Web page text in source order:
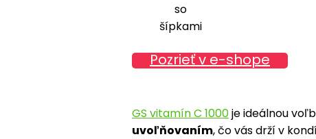
so
šípkami
Pozrieť v e-shope
GS vitamín C 1000je ideálnou
uvoľňovaním, čo vás drží v